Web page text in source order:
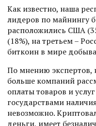
Как известно, наша
лидеров по майнингу
расположились США
(18%), на третьем –
биткоин в мире
По мнению экспертов,
больше компаний
оплаты товаров и
государствами
невозможно.
деньги, имеет